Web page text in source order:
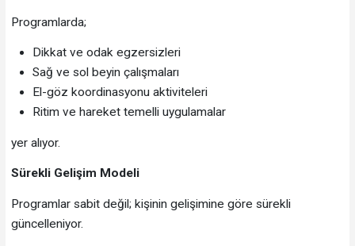
Programlarda;
Dikkat ve odak egzersizleri
Sağ ve sol beyin çalışmaları
El-göz koordinasyonu aktiviteleri
Ritim ve hareket temelli uygulamalar
yer alıyor.
Sürekli Gelişim Modeli
Programlar sabit değil; kişinin gelişimine göre sürekli
güncelleniyor.